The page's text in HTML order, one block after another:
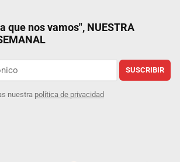
que nos vamos", NUESTRA
SUSCRIBIR
nuestra política de privacidad